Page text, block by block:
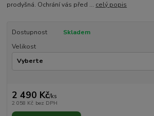
prodyšná. Ochrání vás před ... celý popis
Dostupnost
Skladem
Velikost
2 490 Kč/ks
2 058 Kč bez DPH